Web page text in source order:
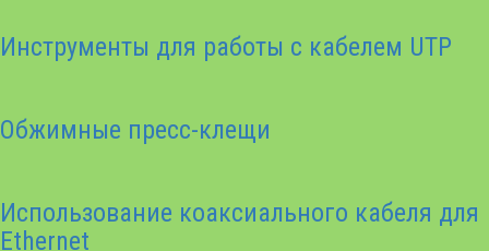
Инструменты для работы с кабелем UTP
Обжимные пресс-клещи
Использование коаксиального кабеля для
Ethernet